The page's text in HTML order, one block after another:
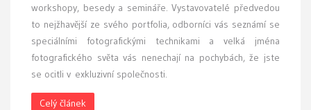
workshopy, besedy a semináře. Vystavovatelé předvedou
to nejžhavější ze svého portfolia, odborníci vás seznámí se
speciálními fotografickými technikami a velká jména
fotografického světa vás nenechají na pochybách, že jste
se ocitli v exkluzivní společnosti.
Celý článek